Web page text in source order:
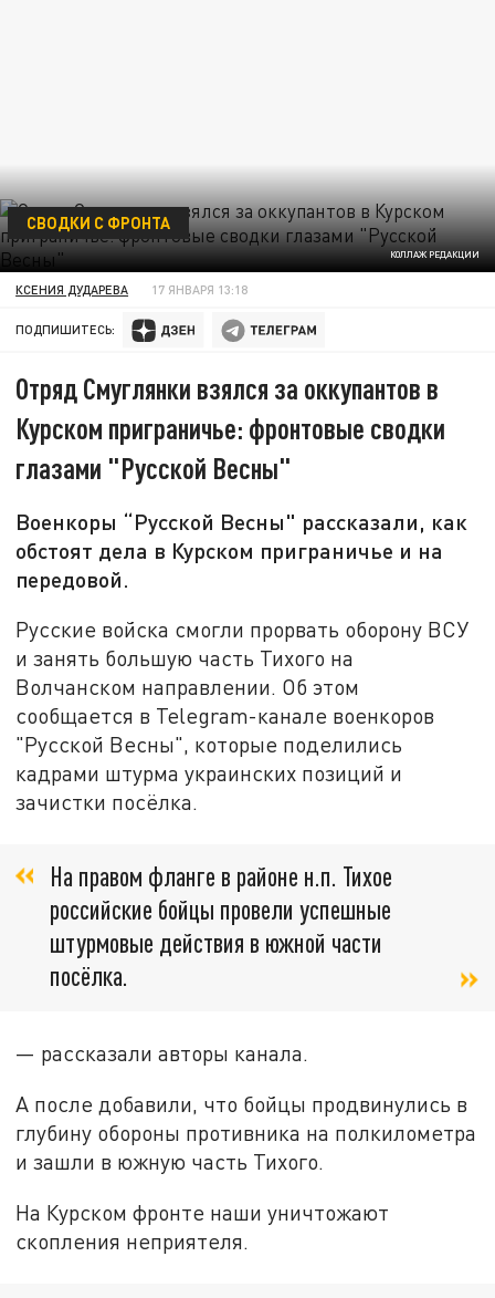
КОЛЛАЖ РЕДАКЦИИ
СВОДКИ С ФРОНТА
КСЕНИЯ ДУДАРЕВА 17 ЯНВАРЯ 13:18
ПОДПИШИТЕСЬ:
Отряд Смуглянки взялся за оккупантов в
Курском приграничье: фронтовые сводки
глазами "Русской Весны"
Военкоры “Русской Весны" рассказали, как
обстоят дела в Курском приграничье и на
передовой.
Русские войска смогли прорвать оборону ВСУ
и занять большую часть Тихого на
Волчанском направлении. Об этом
сообщается в Telegram-канале военкоров
"Русской Весны", которые поделились
кадрами штурма украинских позиций и
зачистки посёлка.
На правом фланге в районе н.п. Тихое
российские бойцы провели успешные
штурмовые действия в южной части
посёлка.
— рассказали авторы канала.
А после добавили, что бойцы продвинулись в
глубину обороны противника на полкилометра
и зашли в южную часть Тихого.
На Курском фронте наши уничтожают
скопления неприятеля.